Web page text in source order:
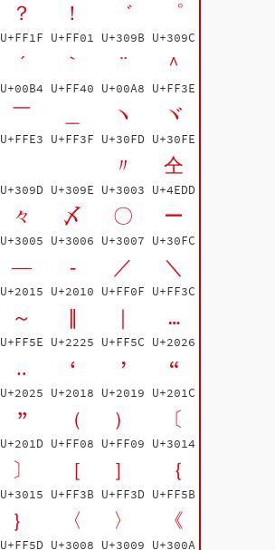
？
U+FF1F
！
U+FF01
゛
U+309B
゜
U+309C
´
U+00B4
｀
U+FF40
¨
U+00A8
＾
U+FF3E
￣
U+FFE3 U+FF3F
ヽ
U+30FD
ヾ
U+30FE
U+309D U+309E
〃
U+3003
仝
U+4EDD
々
U+3005
〆
U+3006
〇
U+3007
ー
U+30FC
―
U+2015
‐
U+2010
／
U+FF0F
＼
U+FF3C
～
U+FF5E U+2225
｜
U+FF5C
…
U+2026
‥
U+2025
‘
U+2018
’
U+2019
“
U+201C
”
U+201D
（
U+FF08
）
U+FF09
〔
U+3014
〕
U+3015
［
U+FF3B
］
U+FF3D
｛
U+FF5B
｝
U+FF5D
〈
U+3008
〉
U+3009
《
U+300A